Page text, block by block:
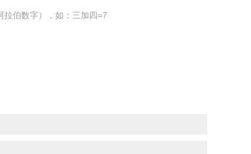
拉伯数字），如：三加四=7